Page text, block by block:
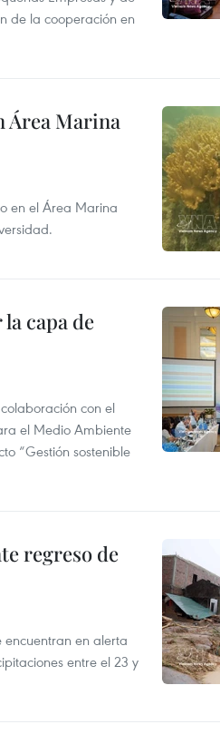
de la cooperación en
Área Marina
en el Área Marina
capa de
con el
el Medio Ambiente
“Gestión sostenible
regreso de
encuentran en alerta
entre el 23 y